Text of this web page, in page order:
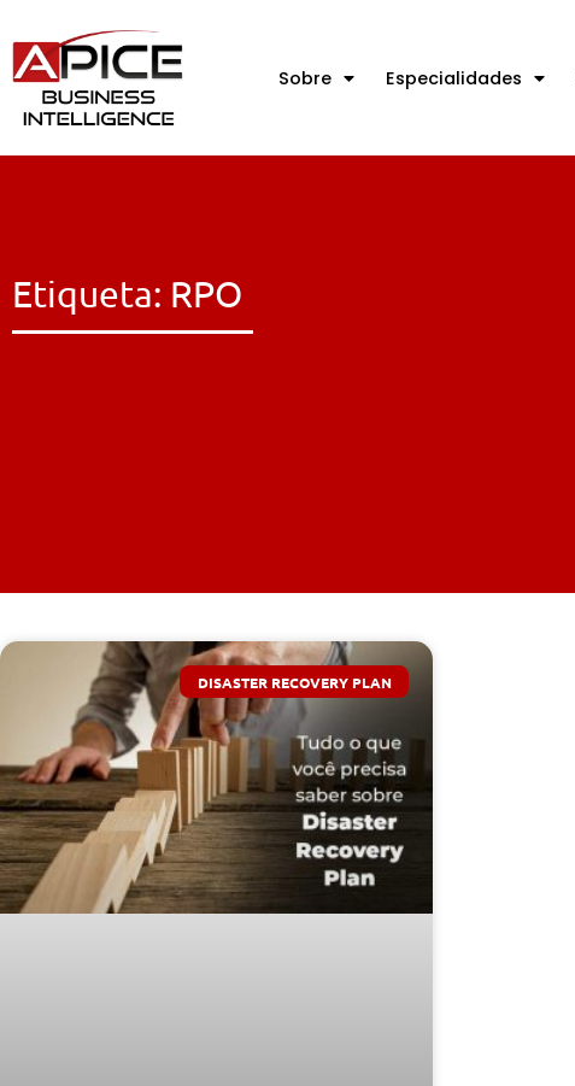
Sobre Especialidades
Etiqueta: RPO
DISASTER RECOVERY PLAN